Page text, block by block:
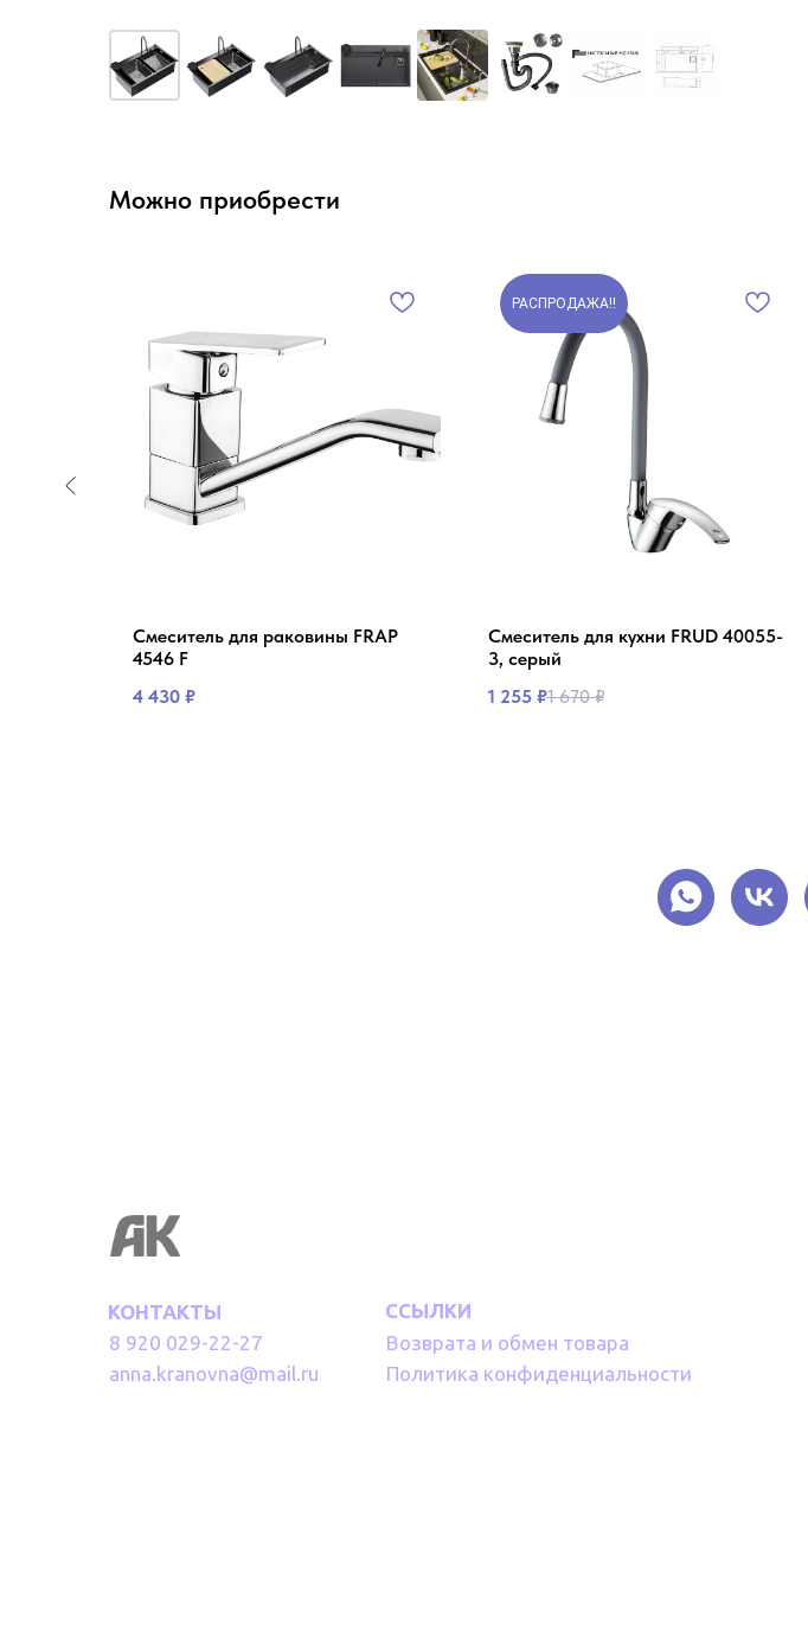
Можно приобрести
Смеситель для раковины FRAP
4546 F
4 430 ₽
РАСПРОДАЖА!!
Смеситель для кухни FRUD 40055-
3, серый
1 255 ₽1 670 ₽
КОНТАКТЫ
8 920 029-22-27
anna.kranovna@mail.ru
ССЫЛКИ
Возврата и обмен товара
Политика конфиденциальности